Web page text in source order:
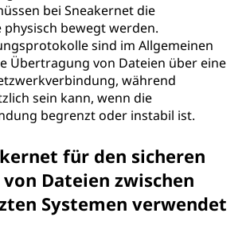
bei Sneakernet die
physisch bewegt werden.
sind im Allgemeinen
Übertragung von Dateien über eine
während
sein kann, wenn die
begrenzt oder instabil ist.
für den sicheren
Dateien zwischen
Systemen verwendet